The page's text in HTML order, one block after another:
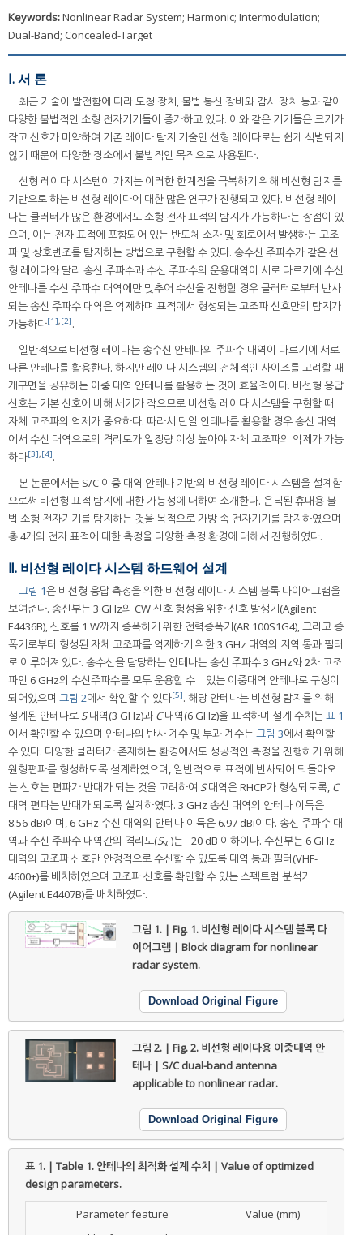
Keywords:Nonlinear Radar System; Harmonic; Intermodulation;
Dual-Band; Concealed-Target
Ⅰ. 서 론
최근 기술이 발전함에 따라 도청 장치, 불법 통신 장비와 감시 장치 등과 같이
다양한 불법적인 소형 전자기기들이 증가하고 있다. 이와 같은 기기들은 크기가
작고 신호가 미약하여 기존 레이다 탐지 기술인 선형 레이다로는 쉽게 식별되지
않기 때문에 다양한 장소에서 불법적인 목적으로 사용된다.
선형 레이다 시스템이 가지는 이러한 한계점을 극복하기 위해 비선형 탐지를
기반으로 하는 비선형 레이다에 대한 많은 연구가 진행되고 있다. 비선형 레이
다는 클러터가 많은 환경에서도 소형 전자 표적의 탐지가 가능하다는 장점이 있
으며, 이는 전자 표적에 포함되어 있는 반도체 소자 및 회로에서 발생하는 고조
파 및 상호변조를 탐지하는 방법으로 구현할 수 있다. 송수신 주파수가 같은 선
형 레이다와 달리 송신 주파수과 수신 주파수의 운용대역이 서로 다르기에 수신
안테나를 수신 주파수 대역에만 맞추어 수신을 진행할 경우 클러터로부터 반사
되는 송신 주파수 대역은 억제하며 표적에서 형성되는 고조파 신호만의 탐지가
가능하다[1],[2].
일반적으로 비선형 레이다는 송수신 안테나의 주파수 대역이 다르기에 서로
다른 안테나를 활용한다. 하지만 레이다 시스템의 전체적인 사이즈를 고려할 때
개구면을 공유하는 이중 대역 안테나를 활용하는 것이 효율적이다. 비선형 응답
신호는 기본 신호에 비해 세기가 작으므로 비선형 레이다 시스템을 구현할 때
자체 고조파의 억제가 중요하다. 따라서 단일 안테나를 활용할 경우 송신 대역
에서 수신 대역으로의 격리도가 일정량 이상 높아야 자체 고조파의 억제가 가능
하다[3],[4].
본 논문에서는 S/C 이중 대역 안테나 기반의 비선형 레이다 시스템을 설계함
으로써 비선형 표적 탐지에 대한 가능성에 대하여 소개한다. 은닉된 휴대용 불
법 소형 전자기기를 탐지하는 것을 목적으로 가방 속 전자기기를 탐지하였으며
총 4개의 전자 표적에 대한 측정을 다양한 측정 환경에 대해서 진행하였다.
Ⅱ. 비선형 레이다 시스템 하드웨어 설계
그림 1은 비선형 응답 측정을 위한 비선형 레이다 시스템 블록 다이어그램을
보여준다. 송신부는 3 GHz의 CW 신호 형성을 위한 신호 발생기(Agilent
E4436B), 신호를 1 W까지 증폭하기 위한 전력증폭기(AR 100S1G4), 그리고 증
폭기로부터 형성된 자체 고조파를 억제하기 위한 3 GHz 대역의 저역 통과 필터
로 이루어져 있다. 송수신을 담당하는 안테나는 송신 주파수 3 GHz와 2차 고조
파인 6 GHz의 수신주파수를 모두 운용할 수 있는 이중대역 안테나로 구성이
되어있으며 그림 2에서 확인할 수 있다[5]. 해당 안테나는 비선형 탐지를 위해
설계된 안테나로 S대역(3 GHz)과 C대역(6 GHz)을 표적하며 설계 수치는표 1
에서 확인할 수 있으며 안테나의 반사 계수 및 투과 계수는그림 3에서 확인할
수 있다. 다양한 클러터가 존재하는 환경에서도 성공적인 측정을 진행하기 위해
원형편파를 형성하도록 설계하였으며, 일반적으로 표적에 반사되어 되돌아오
는 신호는 편파가 반대가 되는 것을 고려하여 S대역은 RHCP가 형성되도록, C
대역 편파는 반대가 되도록 설계하였다. 3 GHz 송신 대역의 안테나 이득은
8.56 dBi이며, 6 GHz 수신 대역의 안테나 이득은 6.97 dBi이다. 송신 주파수 대
역과 수신 주파수 대역간의 격리도(SSC)는 −20 dB 이하이다. 수신부는 6 GHz
대역의 고조파 신호만 안정적으로 수신할 수 있도록 대역 통과 필터(VHF-
4600+)를 배치하였으며 고조파 신호를 확인할 수 있는 스펙트럼 분석기
(Agilent E4407B)를 배치하였다.
그림 1. | Fig. 1. 비선형 레이다 시스템 블록 다
이어그램 | Block diagram for nonlinear
radar system.
Download Original Figure
그림 2. | Fig. 2. 비선형 레이다용 이중대역 안
테나 | S/C dual-band antenna
applicable to nonlinear radar.
Download Original Figure
표 1. | Table 1. 안테나의 최적화 설계 수치 | Value of optimized
design parameters.
Parameter feature
Value (mm)